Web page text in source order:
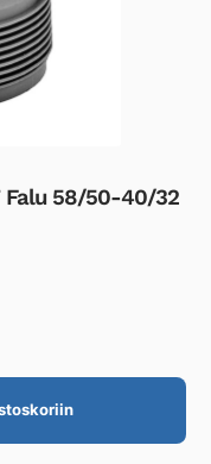
Falu 58/50-40/32